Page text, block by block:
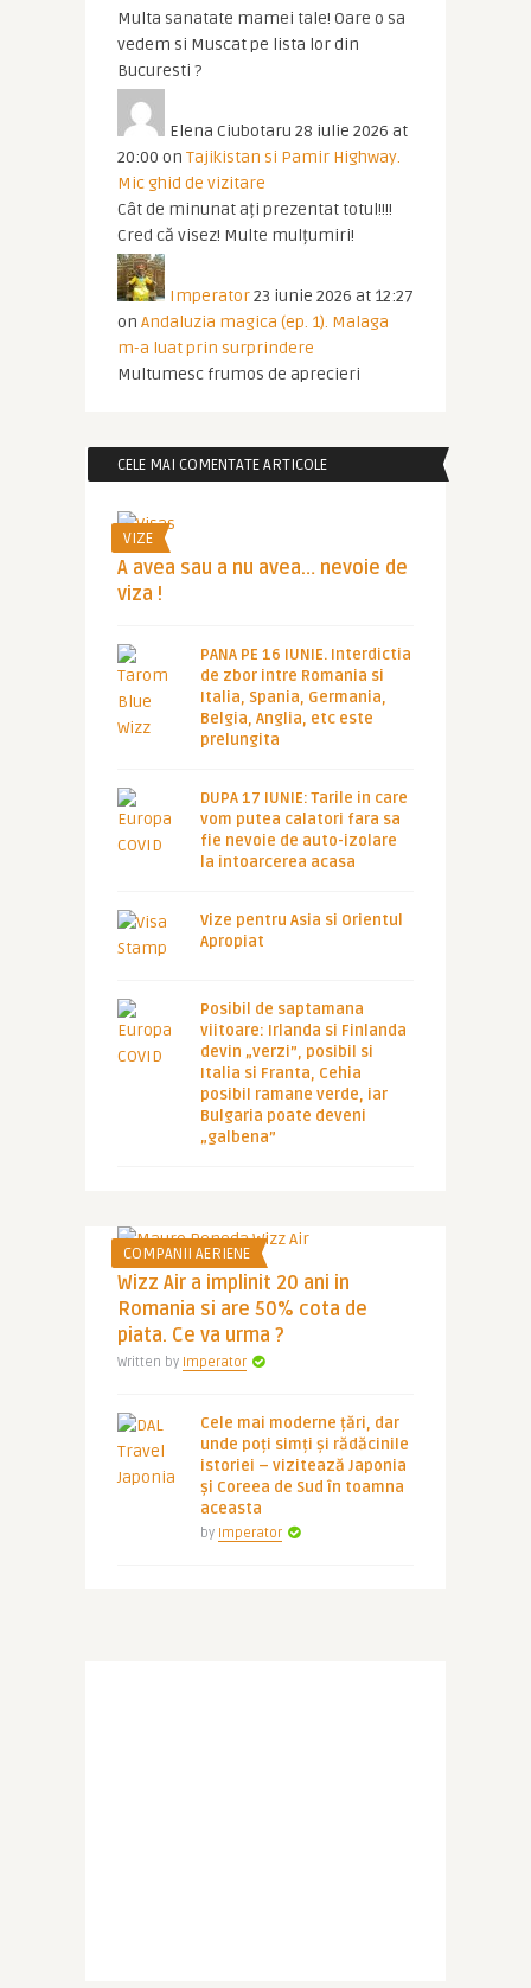
Multa sanatate mamei tale! Oare o sa
vedem si Muscat pe lista lor din
Bucuresti ?
Elena Ciubotaru 28 iulie 2026 at
20:00 on Tajikistan si Pamir Highway.
Mic ghid de vizitare
Cât de minunat ați prezentat totul!!!!
Cred că visez! Multe mulțumiri!
Imperator23 iunie 2026 at 12:27
on Andaluzia magica (ep. 1). Malaga
m-a luat prin surprindere
Multumesc frumos de aprecieri
CELE MAI COMENTATE ARTICOLE
VIZE
A avea sau a nu avea… nevoie de
viza !
PANA PE 16 IUNIE. Interdictia
de zbor intre Romania si
Italia, Spania, Germania,
Belgia, Anglia, etc este
prelungita
DUPA 17 IUNIE: Tarile in care
vom putea calatori fara sa
fie nevoie de auto-izolare
la intoarcerea acasa
Vize pentru Asia si Orientul
Apropiat
Posibil de saptamana
viitoare: Irlanda si Finlanda
devin „verzi”, posibil si
Italia si Franta, Cehia
posibil ramane verde, iar
Bulgaria poate deveni
„galbena”
COMPANII AERIENE
Wizz Air a implinit 20 ani in
Romania si are 50% cota de
piata. Ce va urma ?
Written by Imperator
Cele mai moderne țări, dar
unde poți simți și rădăcinile
istoriei – vizitează Japonia
și Coreea de Sud în toamna
aceasta
by Imperator